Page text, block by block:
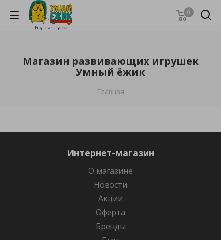
0
Магазин развивающих игрушек
Умный ёжик
Главная
Интернет-магазин
О магазине
Новости
Акции
Оферта
Бренды